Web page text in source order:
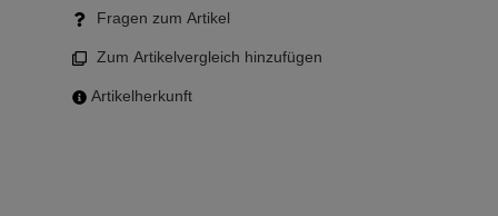
Fragen zum Artikel
Zum Artikelvergleich hinzufügen
Artikelherkunft